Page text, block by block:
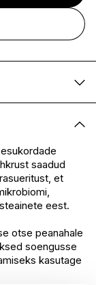
saadud
et
eest.
otse peanahale
soengusse
kasutage